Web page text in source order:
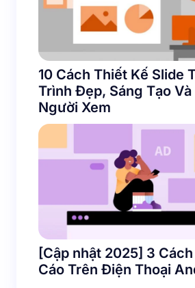
10 Cách Thiết Kế Slide
Trình Đẹp, Sáng Tạo
Người Xem
[Cập nhật 2025] 3
Cáo Trên Điện Thoại